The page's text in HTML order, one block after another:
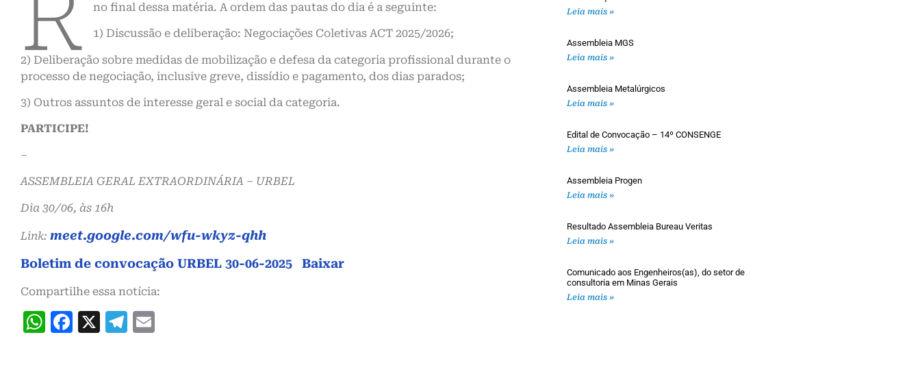
no final dessa matéria. A ordem das pautas do dia é a seguinte:
1) Discussão e deliberação: Negociações Coletivas ACT 2025/2026;
2) Deliberação sobre medidas de mobilização e defesa da categoria profissional durante o
processo de negociação, inclusive greve, dissídio e pagamento, dos dias parados;
3) Outros assuntos de interesse geral e social da categoria.
PARTICIPE!
–
ASSEMBLEIA GERAL EXTRAORDINÁRIA – URBEL
Dia 30/06, às 16h
Link: meet.google.com/wfu-wkyz-qhh
Boletim de convocação URBEL 30-06-2025
Baixar
Compartilhe essa notícia:
WhatsApp
Facebook
X Telegram
Leia mais »
Assembleia MGS
Leia mais »
Assembleia Metalúrgicos
Leia mais »
Edital de Convocação – 14º CONSENGE
Leia mais »
Assembleia Progen
Leia mais »
Resultado Assembleia Bureau Veritas
Leia mais »
Comunicado aos Engenheiros(as), do setor de
consultoria em Minas Gerais
Leia mais »